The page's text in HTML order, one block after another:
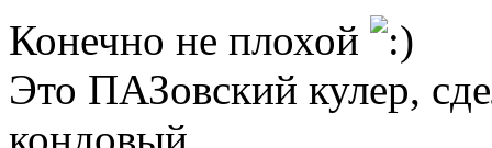
Конечно не плохой
Это ПАЗовский кулер,